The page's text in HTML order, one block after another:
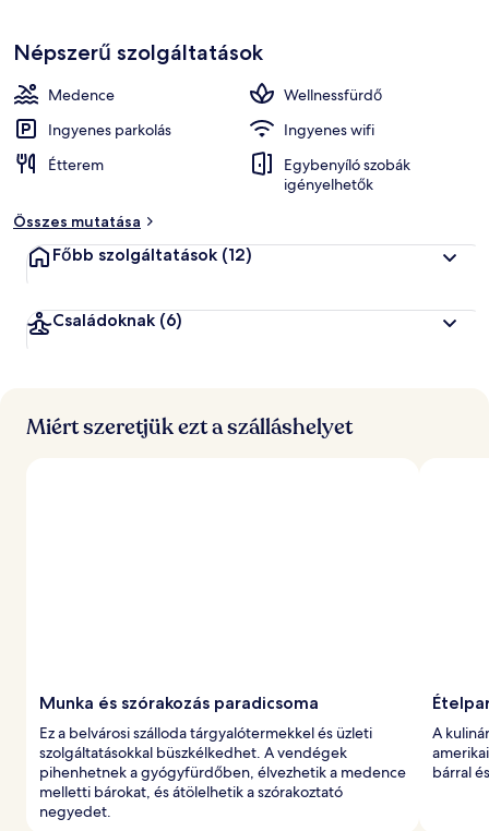
Népszerű szolgáltatások
Medence
Wellnessfürdő
Ingyenes parkolás
Ingyenes wifi
Étterem
Egybenyíló szobák
igényelhetők
Összes mutatása
Főbb szolgáltatások (12)
Családoknak (6)
Miért szeretjük ezt a szálláshelyet
Munka és szórakozás paradicsoma
Ez a belvárosi szálloda tárgyalótermekkel és üzleti
szolgáltatásokkal büszkélkedhet. A vendégek
pihenhetnek a gyógyfürdőben, élvezhetik a medence
melletti bárokat, és átölelhetik a szórakoztató
negyedet.
A
bárral